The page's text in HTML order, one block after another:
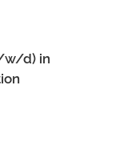
w/d) in